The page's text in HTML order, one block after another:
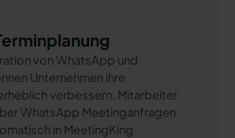
von WhatsApp und
Unternehmen ihre
verbessern. Mitarbeiter
WhatsApp Meetinganfragen
in MeetingKing